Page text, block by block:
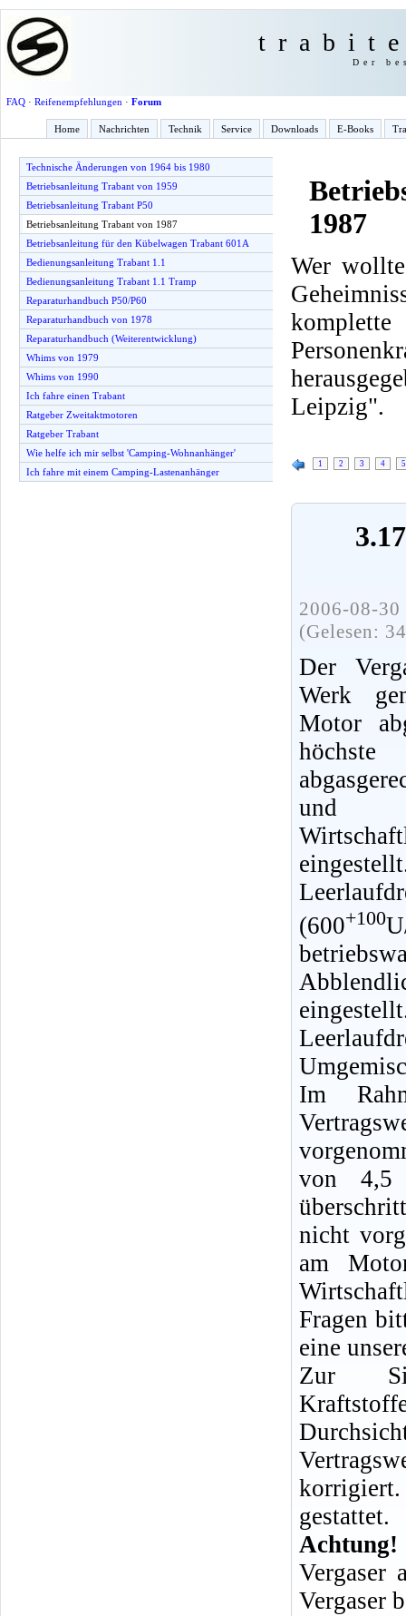
Der
FAQ· Reifenempfehlungen · Forum
Home Nachrichten Technik Service Downloads E-Books
Technische Änderungen von 1964 bis 1980
Betriebsanleitung Trabant von 1959
Betriebsanleitung Trabant P50
Betriebsanleitung Trabant von 1987
Betriebsanleitung für den Kübelwagen Trabant 601A
Bedienungsanleitung Trabant 1.1
Bedienungsanleitung Trabant 1.1 Tramp
Reparaturhandbuch P50/P60
Reparaturhandbuch von 1978
Reparaturhandbuch (Weiterentwicklung)
Whims von 1979
Whims von 1990
Ich fahre einen Trabant
Ratgeber Zweitaktmotoren
Ratgeber Trabant
Wie helfe ich mir selbst 'Camping-Wohnanhänger'
Ich fahre mit einem Camping-Lastenanhänger
1987
Wer
Leipzig".
1 2 3 4 5
2006-08-
(Gelesen:
Der
Werk
Motor
höchste
und
(600+100
Im
von 4,5
nicht
am
Fragen
eine
Zur
korrigiert.
gestattet.
Achtung!
Vergaser
Vergaser